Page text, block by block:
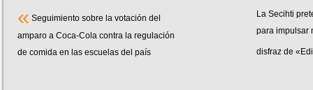
La Secihti
para impulsar
disfraz de
« Seguimiento sobre la votación del
amparo a Coca-Cola contra la regulación
de comida en las escuelas del país